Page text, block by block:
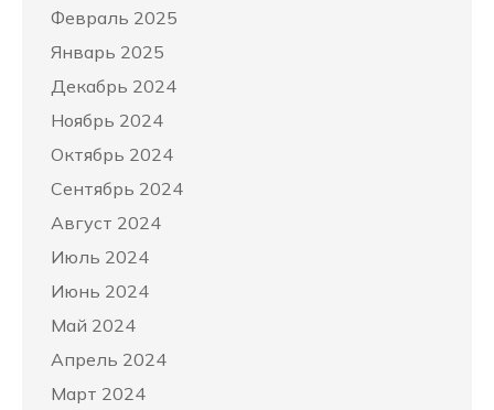
Февраль 2025
Январь 2025
Декабрь 2024
Ноябрь 2024
Октябрь 2024
Сентябрь 2024
Август 2024
Июль 2024
Июнь 2024
Май 2024
Апрель 2024
Март 2024